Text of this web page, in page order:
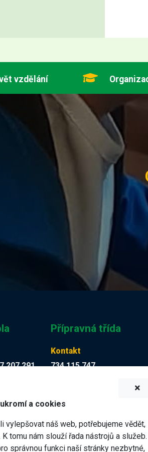
vzdělání
207 291
Přípravná třída
Kontakt
734 115 747
a cookies
vylepšovat náš web, potřebujeme vědět,
tomu nám slouží řada nástrojů a služeb.
správnou funkci naší stránky nezbytné,